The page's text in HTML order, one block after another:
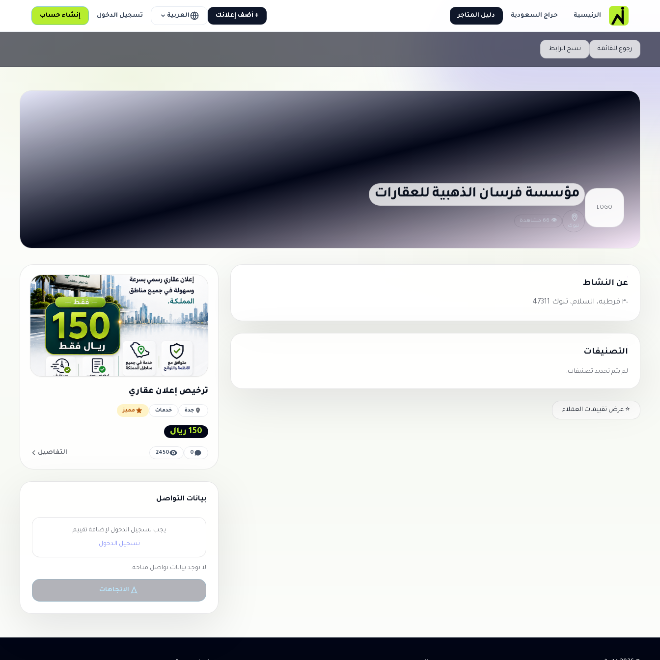
الرئيسية حراج السعودية دليل المتاجر + أضف إعلانك العربية تسجيل الدخول إنشاء حساب
رجوع للقائمة نسخ الرابط
LOGO
مؤسسة فرسان الذهبية للعقارات
تبوك
👁 66 مشاهدة
عن النشاط
٣٠ قرطبه، السلام، تبوك 47311
التصنيفات
لم يتم تحديد تصنيفات.
⭐ عرض تقييمات العملاء
ترخيص إعلان عقاري
جدة خدمات مميز
150 ريال
0
2450 التفاصيل
بيانات التواصل
يجب تسجيل الدخول لإضافة تقييم
تسجيل الدخول
لا توجد بيانات تواصل متاحة.
الاتجاهات